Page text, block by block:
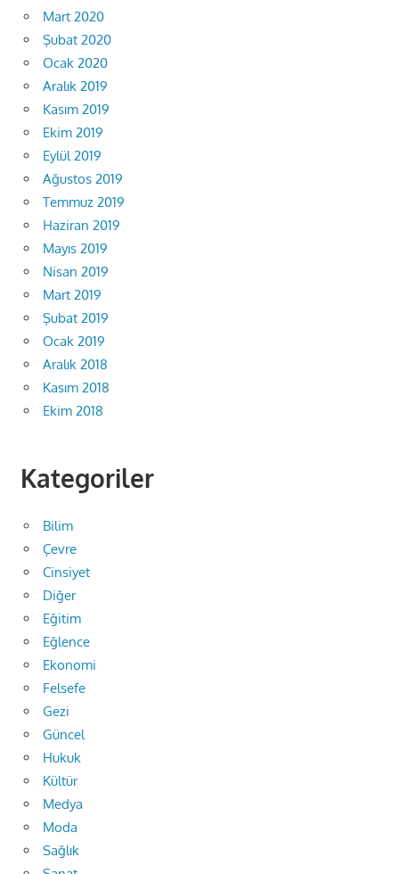
Mart 2020
Şubat 2020
Ocak 2020
Aralık 2019
Kasım 2019
Ekim 2019
Eylül 2019
Ağustos 2019
Temmuz 2019
Haziran 2019
Mayıs 2019
Nisan 2019
Mart 2019
Şubat 2019
Ocak 2019
Aralık 2018
Kasım 2018
Ekim 2018
Kategoriler
Bilim
Çevre
Cinsiyet
Diğer
Eğitim
Eğlence
Ekonomi
Felsefe
Gezi
Güncel
Hukuk
Kültür
Medya
Moda
Sağlık